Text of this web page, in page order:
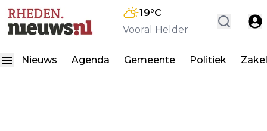
19°C
Vooral Helder
Nieuws Agenda Gemeente Politiek